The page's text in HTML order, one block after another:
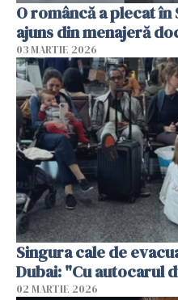
O româncă a plecat în
ajuns din menajeră
03 MARTIE 2026
Singura cale de
Dubai: "Cu autocarul
02 MARTIE 2026